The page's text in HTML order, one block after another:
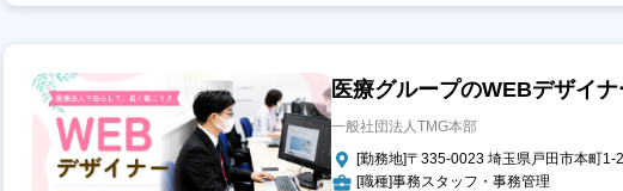
医療グループのWEBデザイ
一般社団法人TMG本部
[勤務地]〒335-0023 埼玉県戸田市本町1-
[職種]事務スタッフ・事務管理